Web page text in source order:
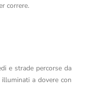
correre.
e strade percorse da
a dovere con